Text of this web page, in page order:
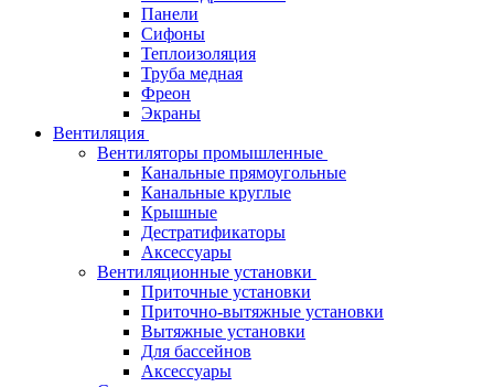
Панели
Сифоны
Теплоизоляция
Труба медная
Фреон
Экраны
Вентиляция
Вентиляторы промышленные
Канальные прямоугольные
Канальные круглые
Крышные
Дестратификаторы
Аксессуары
Вентиляционные установки
Приточные установки
Приточно-вытяжные установки
Вытяжные установки
Для бассейнов
Аксессуары